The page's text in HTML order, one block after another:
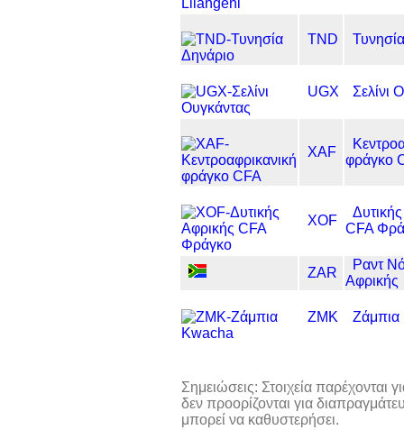
TND
UGX Σελίνι
XAF
φράγκο
XOF
CFA
ZAR
Ραντ
Αφρικής
ZMK Ζάμπια
Σημειώσεις: Στοιχεία
δεν προορίζονται για
μπορεί να καθυστερήσει.